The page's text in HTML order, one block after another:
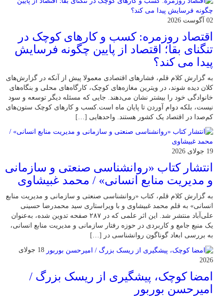
02 آگوست 2026
اقتصاد روزمره: کسب‌ و کارهای کوچک در
تنگنای بقا؛ اقتصاد از پایین چگونه فرسایش
پیدا می کند؟
به گزارش کلام قلم، فشارهای اقتصادی معمولا پیش از آنکه در گزارش‌های
کلان دیده شوند، در ویترین مغازه‌های کوچک، کارگاه‌های محلی و بنگاه‌های
خانوادگی خود را بیشتر نشان می‌دهند. جایی که مسئله دیگر توسعه و سود
نیست، بلکه دوام آوردن تا پایان ماه است.کسب‌ و کارهای کوچک ستون‌های
کم‌صدا در اقتصاد یک کشور هستند. واحدهایی […]
19 جولای 2026
انتشار کتاب «روانشناسی صنعتی و سازمانی
و مدیریت منابع انسانی» / محمد غبیشاوی
به گزارش کلام قلم، کتاب «روانشناسی صنعتی و سازمانی و مدیریت منابع
انسانی» به قلم محمد غبیشاوی و با ویراستاری سید محمدرضا حسینی
علی‌آباد منتشر شد. این اثر علمی که در ۲۸۷ صفحه تدوین شده، به‌عنوان
یک منبع جامع و کاربردی در حوزه رفتار سازمانی و مدیریت منابع انسانی،
به بررسی ابعاد گوناگون روانشناسی در […]
18 جولای
2026
امضا کوچک، پیشگیری از ریسک بزرگ /
امیرحسن بوربور